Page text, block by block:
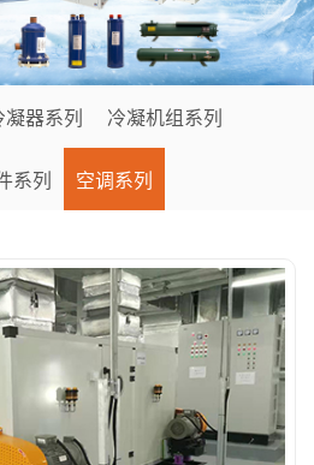
凝器系列 冷凝机组系列
系列 空调系列